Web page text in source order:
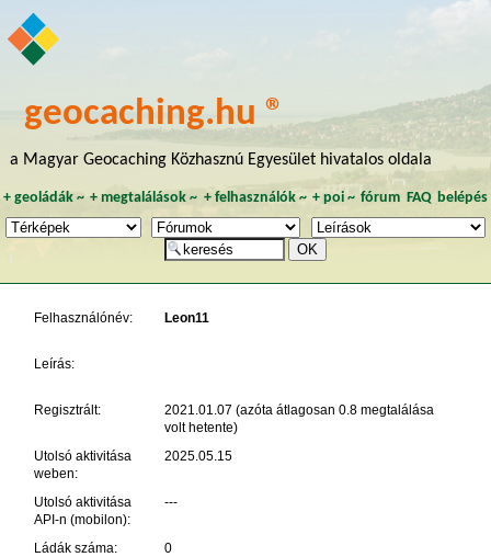
geocaching.hu ®
a Magyar Geocaching Közhasznú Egyesület hivatalos oldala
+ geoládák~ +megtalálások ~ + felhasználók~ + poi~ fórum FAQ belépés
Felhasználónév: Leon11
Leírás:
Regisztrált:
2021.01.07 (azóta átlagosan 0.8 megtalálása
volt hetente)
Utolsó aktivitása
weben:
2025.05.15
Utolsó aktivitása
API-n (mobilon):
---
Ládák száma:
0